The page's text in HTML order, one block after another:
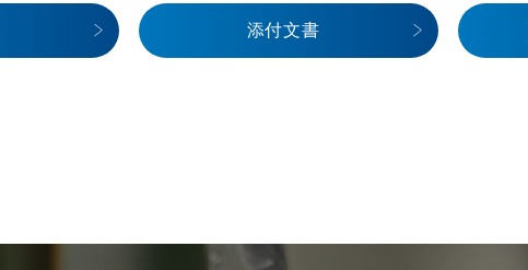
添付文書